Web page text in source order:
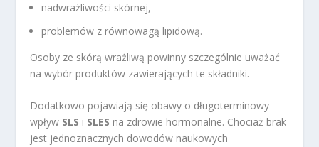
nadwrażliwości skórnej,
problemów z równowagą lipidową.
Osoby ze skórą wrażliwą powinny szczególnie uważać
na wybór produktów zawierających te składniki.
Dodatkowo pojawiają się obawy o długoterminowy
wpływ SLS i SLES na zdrowie hormonalne. Chociaż brak
jest jednoznacznych dowodów naukowych